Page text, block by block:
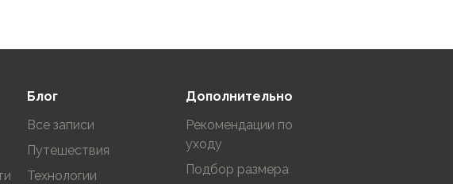
Блог
Все записи
Путешествия
Технологии
Дополнительно
Рекомендации по
уходу
Подбор размера